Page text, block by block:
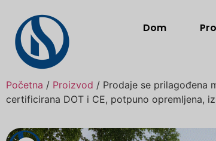
Dom
Početna / Proizvod / Prodaje se prilagođena
certificirana DOT i CE, potpuno opremljena,